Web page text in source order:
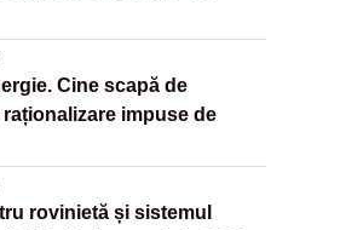
Cine scapă de
impuse de
rovinietă și sistemul